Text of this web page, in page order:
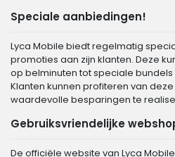
Speciale aanbiedingen!
Lyca Mobile biedt regelmatig
promoties aan zijn klanten. Deze
op belminuten tot speciale
Klanten kunnen profiteren van
waardevolle besparingen te
Gebruiksvriendelijke
De officiële website van Lyca